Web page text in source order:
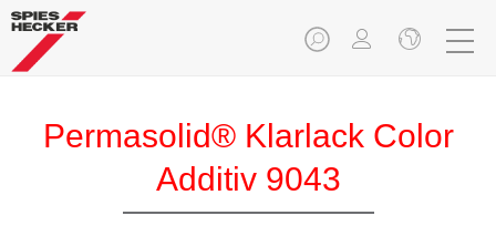
Permasolid® Klarlack Color
Additiv 9043